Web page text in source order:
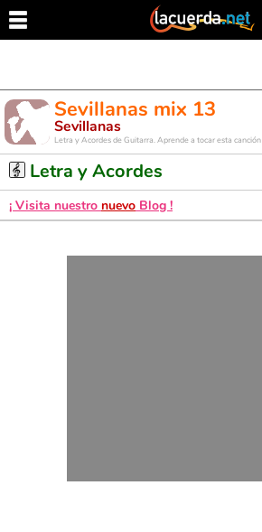
Sevillanas mix 13
Sevillanas
Letra y Acordes de Guitarra. Aprende a tocar esta canción
Letra y Acordes
¡ Visita nuestro nuevo Blog !